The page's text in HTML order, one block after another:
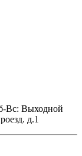
Вс: Выходной
д.1